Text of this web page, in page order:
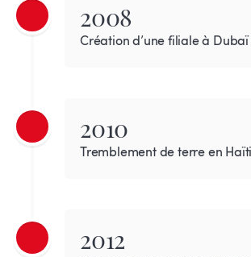
2008
Création d’une filiale à Dubaï
2010
Tremblement de terre en Haïti
2012